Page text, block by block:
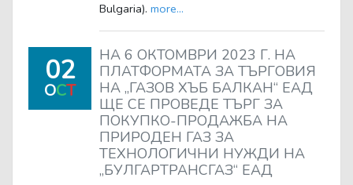
Bulgaria). more...
02
OCT
НА 6 ОКТОМВРИ 2023 Г. НА
ПЛАТФОРМАТА ЗА ТЪРГОВИЯ
НА „ГАЗОВ ХЪБ БАЛКАН“ ЕАД
ЩЕ СЕ ПРОВЕДЕ ТЪРГ ЗА
ПОКУПКО-ПРОДАЖБА НА
ПРИРОДЕН ГАЗ ЗА
ТЕХНОЛОГИЧНИ НУЖДИ НА
„БУЛГАРТРАНСГАЗ“ ЕАД